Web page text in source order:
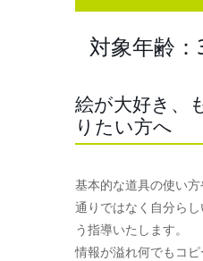
対象年齢
絵が大好き、
りたい方へ
基本的な道具の使い
通りではなく自分ら
う指導いたします。
情報が溢れ何でもコ